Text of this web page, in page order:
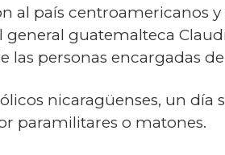
al país centroamericanos
general guatemalteca
las personas encargadas
nicaragüenses, un
paramilitares o matones.